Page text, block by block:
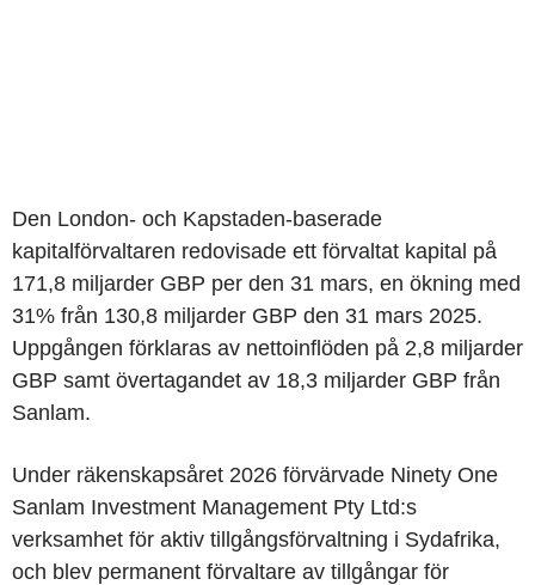
Den London- och Kapstaden-baserade
kapitalförvaltaren redovisade ett förvaltat kapital på
171,8 miljarder GBP per den 31 mars, en ökning med
31% från 130,8 miljarder GBP den 31 mars 2025.
Uppgången förklaras av nettoinflöden på 2,8 miljarder
GBP samt övertagandet av 18,3 miljarder GBP från
Sanlam.
Under räkenskapsåret 2026 förvärvade Ninety One
Sanlam Investment Management Pty Ltd:s
verksamhet för aktiv tillgångsförvaltning i Sydafrika,
och blev permanent förvaltare av tillgångar för